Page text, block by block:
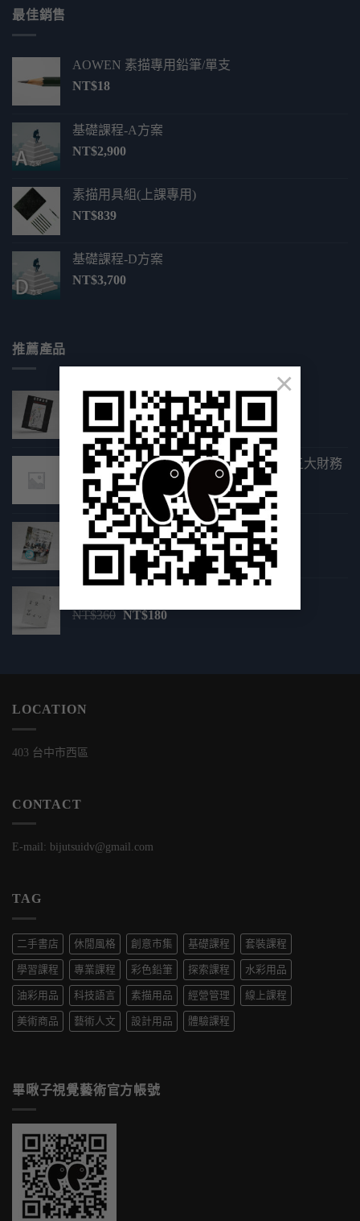
×
最佳銷售
AOWEN 素描專用鉛筆/單支
NT$18
基礎課程-A方案
NT$2,900
素描用具組(上課專用)
NT$839
基礎課程-D方案
NT$3,700
推薦產品
藝用解剖學
NT$350
原
始
價
格：
NT$350。
NT$175
目
前
價
格：
NT$175。
全方位理財的第一堂課：你一生必學的五大財務
規畫
NT$440 原
始
價
格：
NT$440。
NT$ 220目
前
價
格：
NT$220。
做個平面設計師：你該知道的大小事
NT$450
價
NT$450。
NT$225 目
前
價
NT$225。
NT$360 原
NT$180目
LOCATION
403 台中市西區
CONTACT
E-mail: bijutsuidv@gmail.com
TAG
二手書店 休閒風格 創意市集 基礎課程 套裝課程
學習課程 專業課程 彩色鉛筆 探索課程 水彩用品
油彩用品 科技語言 素描用品 經營管理 線上課程
美術商品 藝術人文 設計用品 體驗課程
畢啾子視覺藝術官方帳號